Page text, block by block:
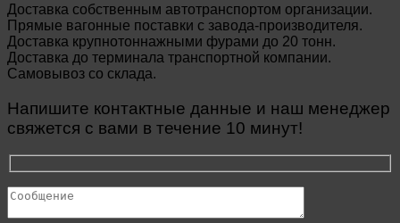
Доставка собственным автотранспортом организации.
Прямые вагонные поставки с завода-производителя.
Доставка крупнотоннажными фурами до 20 тонн.
Доставка до терминала транспортной компании.
Самовывоз со склада.
Напишите контактные данные и наш менеджер
свяжется с вами в течение 10 минут!